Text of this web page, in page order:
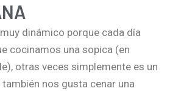
dinámico porque cada día
cocinamos una sopica (en
otras veces simplemente es un
nos gusta cenar una